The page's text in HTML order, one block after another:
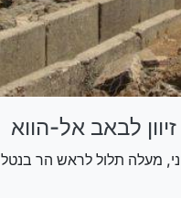
זיוון לבאב אל-הווא
מעלה תלול לראש הר בנטל